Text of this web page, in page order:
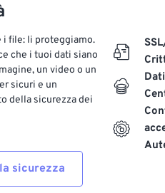
i file: li proteggiamo.
che i tuoi dati siano
un video o un
sicuri e un
della sicurezza dei
sicurezza